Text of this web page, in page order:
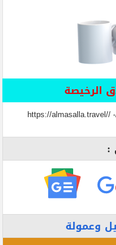
الرخيصة
https://almasalla.travel//
:
وعمولة